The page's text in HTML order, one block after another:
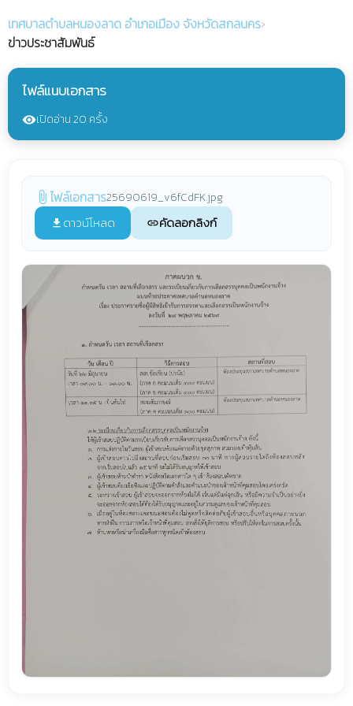
เทศบาลตำบลหนองลาด อำเภอเมือง จังหวัดสกลนคร›
ข่าวประชาสัมพันธ์
ไฟล์แนบเอกสาร
visibilityเปิดอ่าน 20 ครั้ง
attach_fileไฟล์เอกสาร25690619_v6fCdFK.jpg
file_download ดาวน์โหลด linkคัดลอกลิงก์